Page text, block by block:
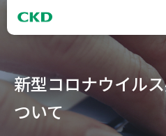
新型コロナウイル
ついて